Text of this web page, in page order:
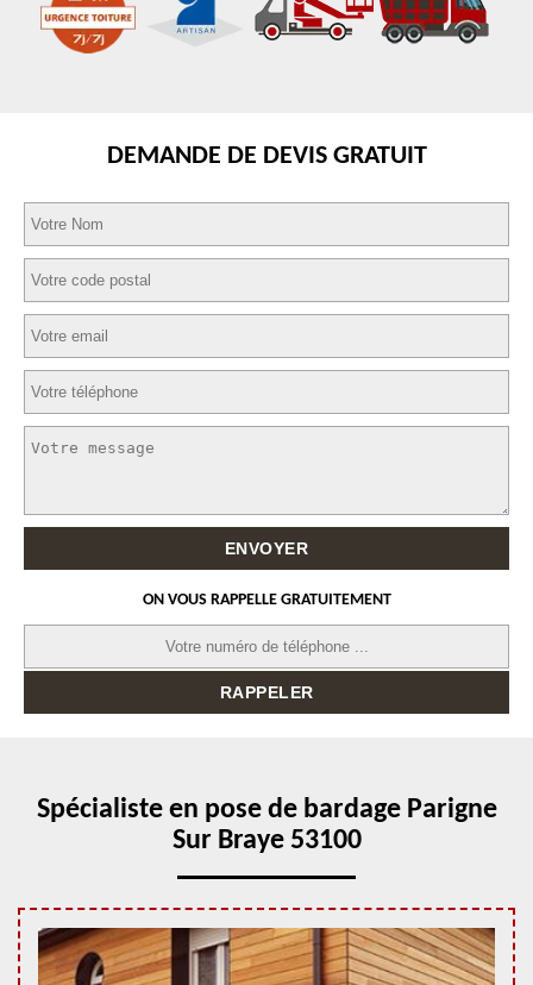
DEMANDE DE DEVIS GRATUIT
ON VOUS RAPPELLE GRATUITEMENT
Spécialiste en pose de bardage Parigne
Sur Braye 53100